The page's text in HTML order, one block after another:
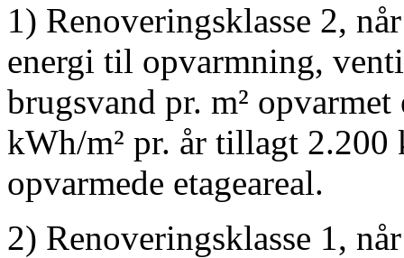
1) Renoveringsklasse 2,
energi til opvarmning,
brugsvand pr. m²
kWh/m² pr. år tillagt
opvarmede etageareal.
2) Renoveringsklasse 1,